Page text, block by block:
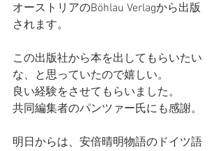
オーストリアのBöhlau Verlagから出版
されます。
この出版社から本を出してもらいたい
な、と思っていたので嬉しい。
良い経験をさせてもらいました。
共同編集者のパンツァー氏にも感謝。
明日からは、安倍晴明物語のドイツ語